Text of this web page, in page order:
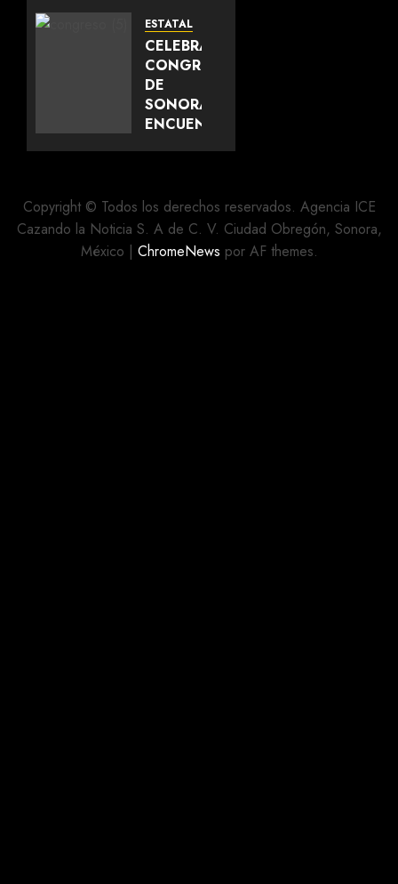
HOSPITAL
UNIVERSITARIO
EN
ETCHOJOA
AGOSTO 8,
2026
0
ESTATAL
CELEBRA
CONGRESO
DE
SONORA
ENCUENTRO
COMUNIDADES
INDÍGENAS
Y
AFROMEXICANAS
Copyright © Todos los derechos reservados. Agencia ICE
Cazando la Noticia S. A de C. V. Ciudad Obregón, Sonora,
México | ChromeNews por AF themes.